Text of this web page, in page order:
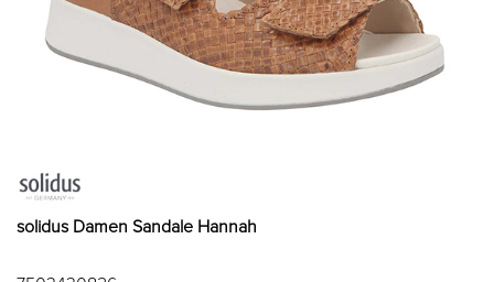
solidus Damen Sandale Hannah